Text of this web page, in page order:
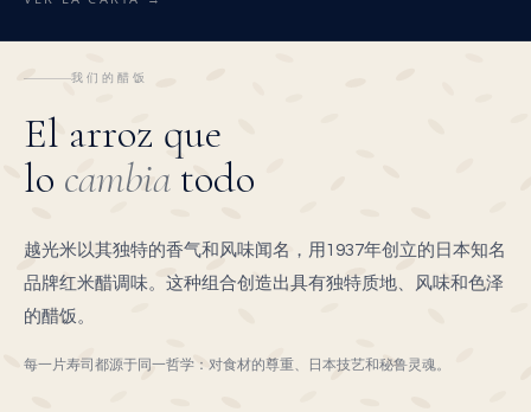
我们的醋饭
El arroz que
lo cambia todo
越光米以其独特的香气和风味闻名，用1937年创立的日本知名
品牌红米醋调味。这种组合创造出具有独特质地、风味和色泽
的醋饭。
每一片寿司都源于同一哲学：对食材的尊重、日本技艺和秘鲁灵魂。